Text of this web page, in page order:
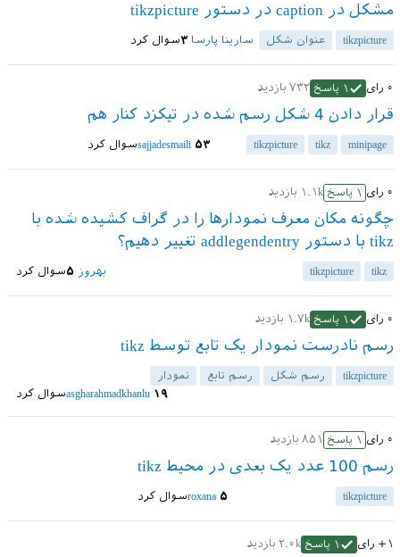
مشکل در caption در دستور tikzpicture
tikzpicture عنوان شکل سوال کرد سارینا پارسا ۳
۰ رای ۱ پاسخ ۷۳۲ بازدید
قرار دادن 4 شکل رسم شده در تیکزد کنار هم
minipage
tikz
tikzpicture سوال کردsajjadesmaili ۵۳
۰ رای ۱ پاسخ ۱.۱k بازدید
چگونه مکان معرف نمودارها را در گراف کشیده شده با
tikz با دستور addlegendentry تغییر دهیم؟
tikz
tikzpicture سوال کرد بهروز ۵
۰ رای ۱ پاسخ ۱.۷k بازدید
رسم نادرست نمودار یک تابع توسط tikz
tikzpicture رسم شکل رسم تابع
نمودار
سوال کردasgharahmadkhanlu ۱۹
۰ رای ۱ پاسخ ۸۵۱ بازدید
رسم 100 عدد یک بعدی در محیط tikz
tikzpicture سوال کردroxana ۵
+۱ رای ۱ پاسخ ۲.۰k بازدید